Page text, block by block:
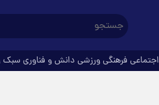
اجتماعی فرهنگیورزشی دانش و فناوری سبک